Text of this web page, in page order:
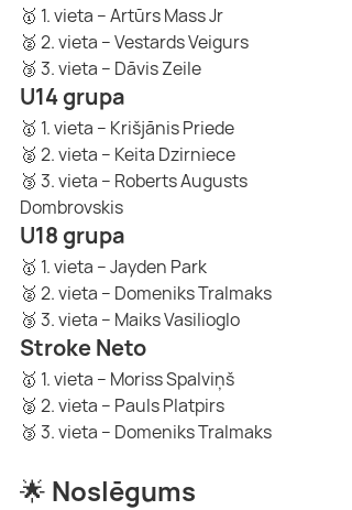
🥇 1. vieta – Artūrs Mass Jr
🥈 2. vieta – Vestards Veigurs
🥉 3. vieta – Dāvis Zeile
U14 grupa
🥇 1. vieta – Krišjānis Priede
🥈 2. vieta – Keita Dzirniece
🥉 3. vieta – Roberts Augusts
Dombrovskis
U18 grupa
🥇 1. vieta – Jayden Park
🥈 2. vieta – Domeniks Tralmaks
🥉 3. vieta – Maiks Vasilioglo
Stroke Neto
🥇 1. vieta – Moriss Spalviņš
🥈 2. vieta – Pauls Platpirs
🥉 3. vieta – Domeniks Tralmaks
🌟 Noslēgums